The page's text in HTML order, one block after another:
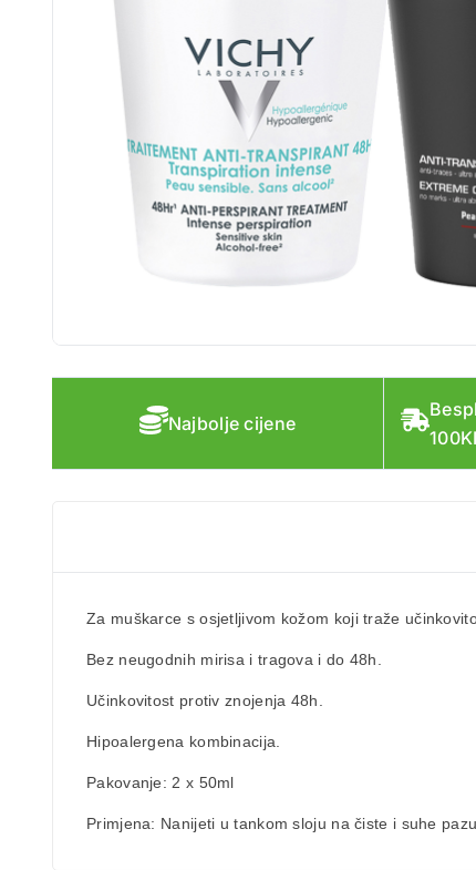
Najbolje cijene
Za muškarce s osjetljivom kožom koji traže
Bez neugodnih mirisa i tragova i do 48h.
Učinkovitost protiv znojenja 48h
Hipoalergena kombinacija.
Pakovanje: 2 x 50ml
Primjena: Nanijeti u tankom sloju na čiste i suhe